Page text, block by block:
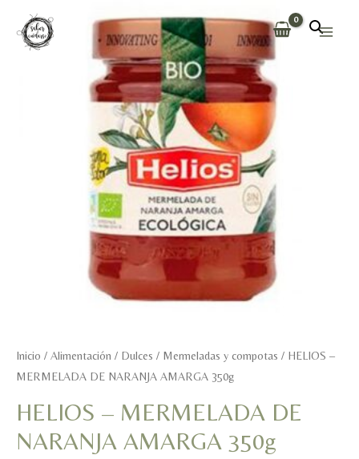
contenido
Inicio / Alimentación / Dulces / Mermeladas y compotas / HELIOS –
MERMELADA DE NARANJA AMARGA 350g
HELIOS – MERMELADA DE
NARANJA AMARGA 350g